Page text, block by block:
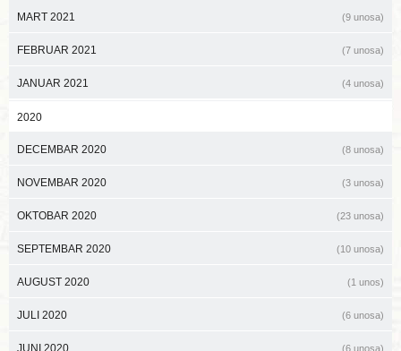
MART 2021 (9 unosa)
FEBRUAR 2021 (7 unosa)
JANUAR 2021 (4 unosa)
2020
DECEMBAR 2020 (8 unosa)
NOVEMBAR 2020 (3 unosa)
OKTOBAR 2020 (23 unosa)
SEPTEMBAR 2020 (10 unosa)
AUGUST 2020 (1 unos)
JULI 2020 (6 unosa)
JUNI 2020 (6 unosa)